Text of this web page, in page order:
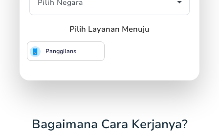
Pilih Layanan Menuju
Panggilans
Bagaimana Cara Kerjanya?